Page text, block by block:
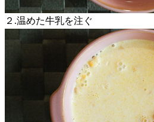
２.温めた牛乳を注ぐ